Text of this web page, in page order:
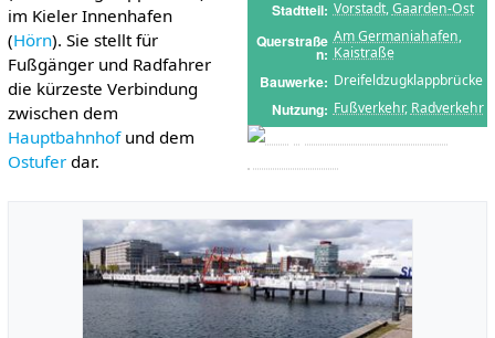
Stadtteil Vorstadt,Gaarden-Ost
Querstraße
n
Am Germaniahafen,
Kaistraße
Bauwerke Dreifeldzugklappbrücke
Nutzung Fußverkehr, Radverkehr
im Kieler Innenhafen
(Hörn). Sie stellt für
Fußgänger und Radfahrer
die kürzeste Verbindung
zwischen dem
Hauptbahnhofund dem
Ostuferdar.